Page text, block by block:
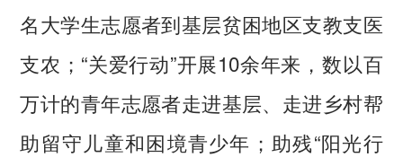
名大学生志愿者到基层贫困地区支教支医
支农；“关爱行动”开展10余年来，数以百
万计的青年志愿者走进基层、走进乡村帮
助留守儿童和困境青少年；助残“阳光行